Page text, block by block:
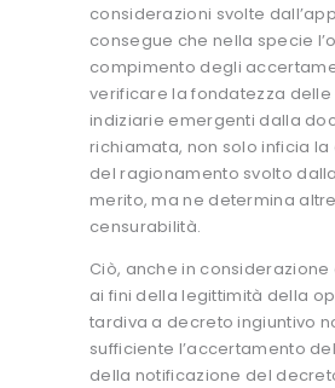
considerazioni svolte
consegue che nella specie
compimento degli
verificare la fondatezza
indiziarie emergenti dalla
richiamata, non solo inficia
del ragionamento svolto
merito, ma ne determina
censurabilità.
Ciò, anche in
ai fini della legittimità della
tardiva a decreto ingiuntivo
sufficiente l’accertamento
della notificazione del